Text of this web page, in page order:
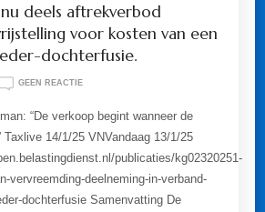
deels aftrekverbod
voor kosten van een
dochterfusie.
GEEN REACTIEOP
DEELS
AFTREKVERBOD
VOOR
KOSTEN
EEN
“De verkoop begint wanneer de
Taxlive 14/1/25 VNVandaag 13/1/25
publicaties/kg02320251-
vervreemding-deelneming-in-verband-
dochterfusie Samenvatting De